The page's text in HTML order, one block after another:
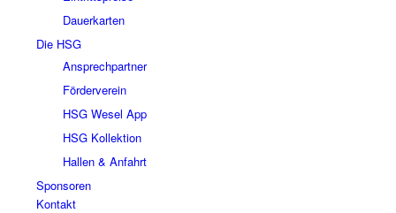
Dauerkarten
Die HSG
Ansprechpartner
Förderverein
HSG Wesel App
HSG Kollektion
Hallen & Anfahrt
Sponsoren
Kontakt